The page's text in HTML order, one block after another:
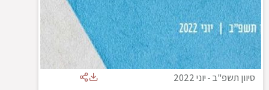
סיוון תשפ"ב-יוני 2022